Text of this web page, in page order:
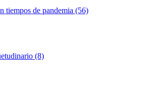
tiempos de pandemia (56)
(8)